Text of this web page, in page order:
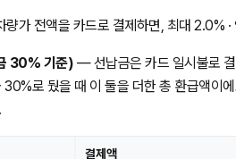
가 전액을 카드로 결제하면, 최대 2.0%
30% 기준) — 선납금은 카드 일시불로
로 뒀을 때 이 둘을 더한 총 환급액이
결제액